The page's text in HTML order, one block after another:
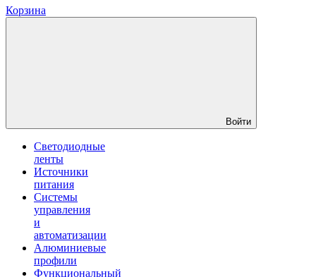
Корзина
Войти
Светодиодные
ленты
Источники
питания
Системы
управления
и
автоматизации
Алюминиевые
профили
Функциональный